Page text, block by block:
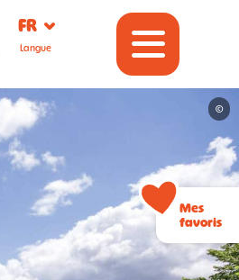
FR
Langue
©
Mes
favoris